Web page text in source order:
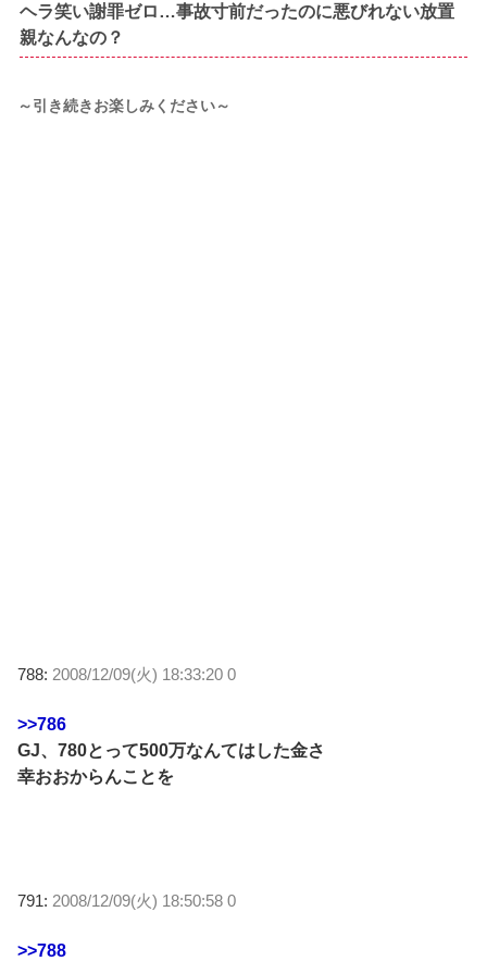
ヘラ笑い謝罪ゼロ…事故寸前だったのに悪びれない放置
親なんなの？
～引き続きお楽しみください～
788: 2008/12/09(火) 18:33:20 0
>>786
GJ、780とって500万なんてはした金さ
幸おおからんことを
791: 2008/12/09(火) 18:50:58 0
>>788